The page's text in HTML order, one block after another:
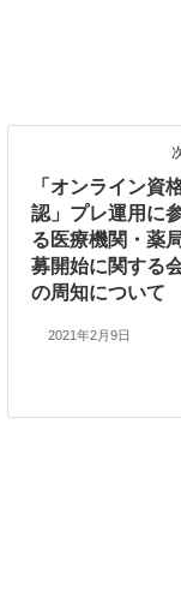
「オンライン資
認」プレ運用に
る医療機関・薬
募開始に関する
の周知について
2021年2月9日